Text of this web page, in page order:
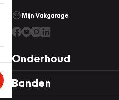
Mijn Vakgarage
Onderhoud
Banden